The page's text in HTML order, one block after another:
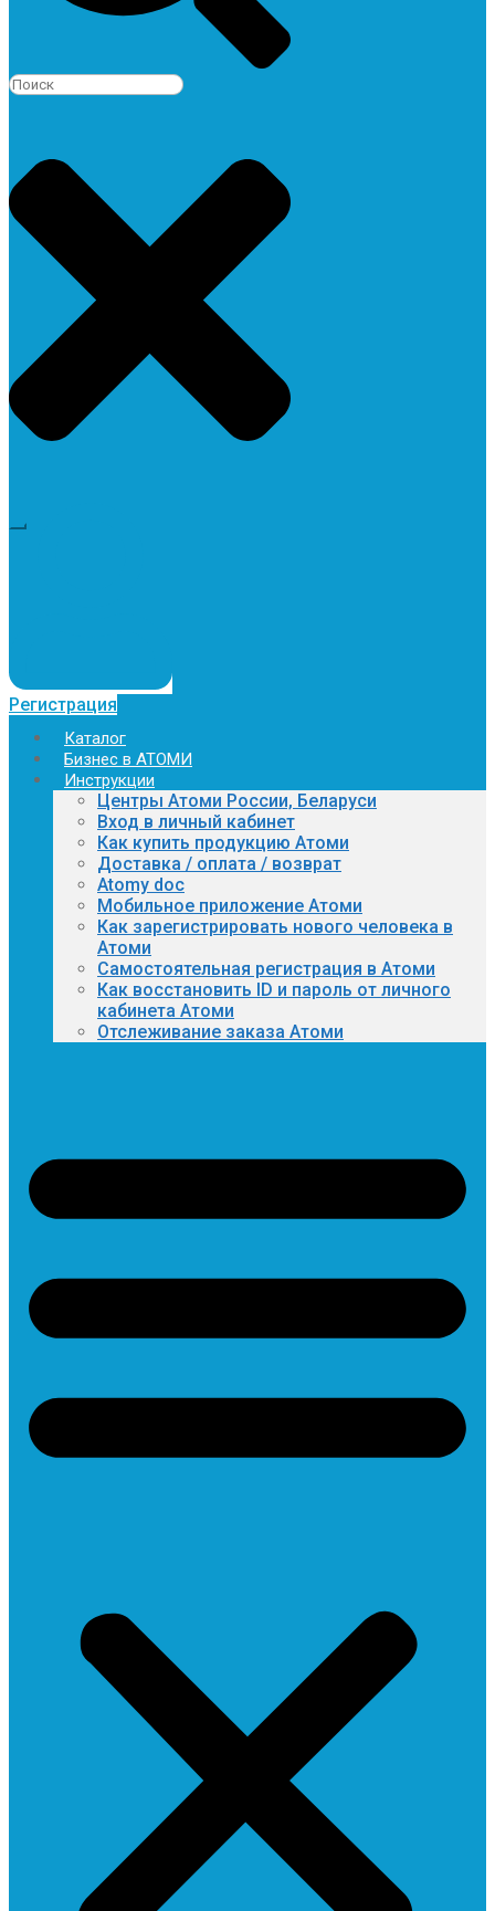
Регистрация
Каталог
Бизнес в АТОМИ
Инструкции
Центры Атоми России, Беларуси
Вход в личный кабинет
Как купить продукцию Атоми
Доставка / оплата / возврат
Atomy doc
Мобильное приложение Атоми
Как зарегистрировать нового человека в
Атоми
Самостоятельная регистрация в Атоми
Как восстановить ID и пароль от личного
кабинета Атоми
Отслеживание заказа Атоми